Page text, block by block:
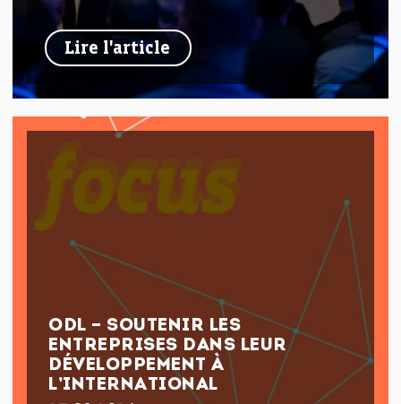
Lire l'article
ODL – SOUTENIR LES
ENTREPRISES DANS LEUR
DÉVELOPPEMENT À
L’INTERNATIONAL